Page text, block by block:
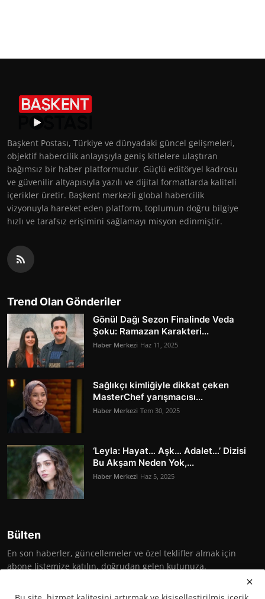
Başkent Postası, Türkiye ve dünyadaki güncel gelişmeleri,
objektif habercilik anlayışıyla geniş kitlelere ulaştıran
bağımsız bir haber platformudur. Güçlü editöryel kadrosu
ve güvenilir altyapısıyla yazılı ve dijital formatlarda kaliteli
içerikler üretir. Başkent merkezli global habercilik
vizyonuyla hareket eden platform, toplumun doğru bilgiye
hızlı ve tarafsız erişimini sağlamayı misyon edinmiştir.
Trend Olan Gönderiler
Gönül Dağı Sezon Finalinde Veda
Şoku: Ramazan Karakteri...
Haber Merkezi Haz 11, 2025
Sağlıkçı kimliğiyle dikkat çeken
MasterChef yarışmacısı...
Haber Merkezi Tem 30, 2025
‘Leyla: Hayat… Aşk… Adalet…’ Dizisi
Bu Akşam Neden Yok,...
Haber Merkezi Haz 5, 2025
Bülten
En son haberler, güncellemeler ve özel teklifler almak için
abone listemize katılın, doğrudan gelen kutunuza.
Abone Ol